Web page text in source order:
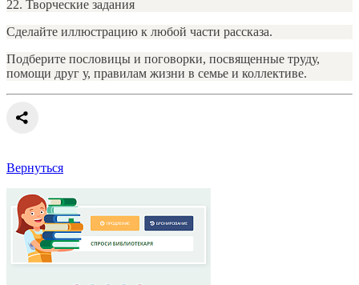
22. Творческие задания
Сделайте иллюстрацию к любой части рассказа.
Подберите пословицы и поговорки, посвященные труду,
помощи друг у, правилам жизни в семье и коллективе.
Вернуться